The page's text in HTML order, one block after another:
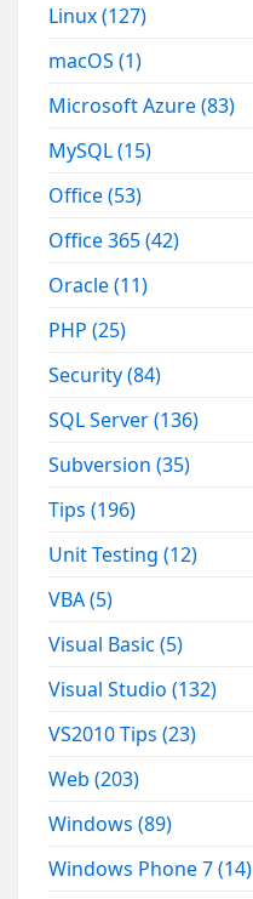
Linux(127)
macOS(1)
Microsoft Azure(83)
MySQL(15)
Office(53)
Office 365(42)
Oracle(11)
PHP(25)
Security(84)
SQL Server(136)
Subversion(35)
Tips(196)
Unit Testing(12)
VBA(5)
Visual Basic(5)
Visual Studio(132)
VS2010 Tips(23)
Web(203)
Windows(89)
Windows Phone 7(14)